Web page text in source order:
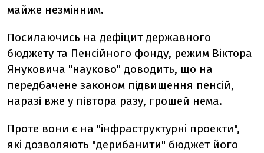
майже незмінним.
Посилаючись на дефіцит державного
бюджету та Пенсійного фонду, режим Віктора
Януковича "науково" доводить, що на
передбачене законом підвищення пенсій,
наразі вже у півтора разу, грошей нема.
Проте вони є на "інфраструктурні проекти",
які дозволяють "дерибанити" бюджет його